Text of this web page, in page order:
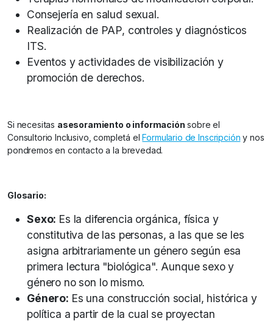
Consejería en salud sexual.
Realización de PAP, controles y diagnósticos
ITS.
Eventos y actividades de visibilización y
promoción de derechos.
Si necesitas asesoramiento o información sobre el
Consultorio Inclusivo, completá elFormulario de Inscripción y nos
pondremos en contacto a la brevedad.
Glosario:
Sexo: Es la diferencia orgánica, física y
constitutiva de las personas, a las que se les
asigna arbitrariamente un género según esa
primera lectura "biológica". Aunque sexo y
género no son lo mismo.
Género: Es una construcción social, histórica y
política a partir de la cual se proyectan